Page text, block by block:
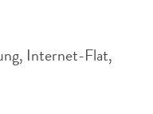
Internet-Flat,